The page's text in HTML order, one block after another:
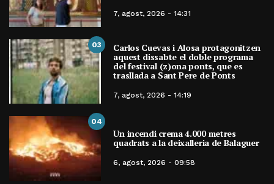
7, agost, 2026 - 14:31
03 Carlos Cuevas i Alosa protagonitzen
aquest dissabte el doble programa
del festival (z)ona ponts, que es
trasllada a Sant Pere de Ponts
7, agost, 2026 - 14:19
04
Un incendi crema 4.000 metres
quadrats a la deixalleria de Balaguer
6, agost, 2026 - 09:58